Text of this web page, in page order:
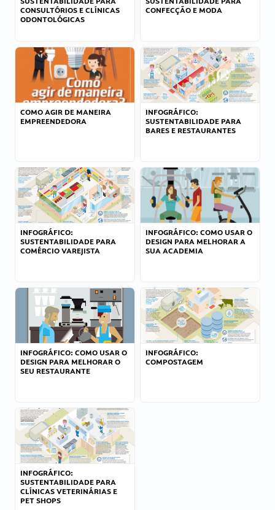
CONSULTÓRIOS E CLÍNICAS
ODONTOLÓGICAS
CONFECÇÃO E MODA
COMO AGIR DE MANEIRA
EMPREENDEDORA
INFOGRÁFICO:
SUSTENTABILIDADE PARA
BARES E RESTAURANTES
INFOGRÁFICO:
SUSTENTABILIDADE PARA
COMÉRCIO VAREJISTA
INFOGRÁFICO: COMO USAR O
DESIGN PARA MELHORAR A
SUA ACADEMIA
INFOGRÁFICO: COMO USAR O
DESIGN PARA MELHORAR O
SEU RESTAURANTE
INFOGRÁFICO:
COMPOSTAGEM
INFOGRÁFICO:
SUSTENTABILIDADE PARA
CLÍNICAS VETERINÁRIAS E
PET SHOPS